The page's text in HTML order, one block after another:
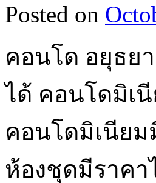
Posted on
คอนโด อยุธย
ได้ คอนโดมิเ
คอนโดมิเนีย
ห้องชุดมีราคา